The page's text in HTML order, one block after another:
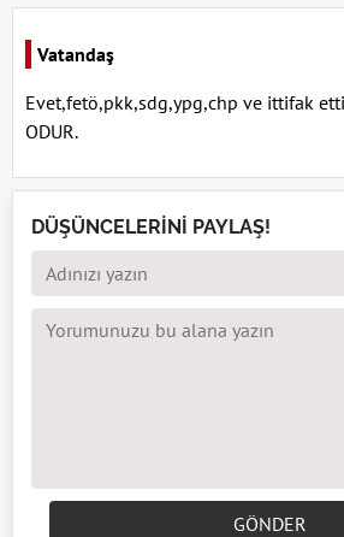
Vatandaş
Evet,fetö,pkk,sdg,ypg,chp ve ittifak
ODUR.
DÜŞÜNCELERİNİ PAYLAŞ!
GÖNDER